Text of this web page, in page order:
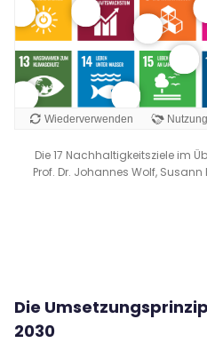
Die 17 Nachhaltigkeitsziele im
Prof. Dr. Johannes Wolf, Susann
Die
2030